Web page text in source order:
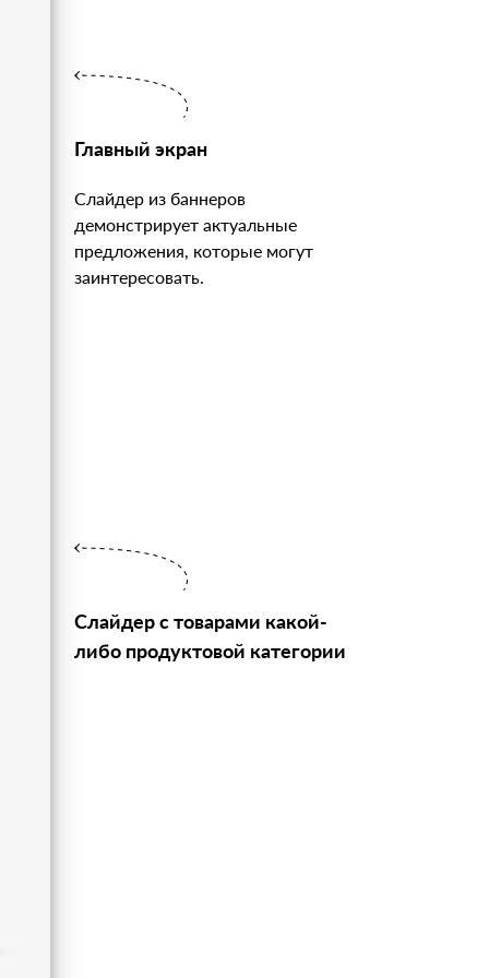
Главный экран
Слайдер из баннеров
демонстрирует актуальные
предложения, которые могут
заинтересовать.
Слайдер с товарами какой-
либо продуктовой категории